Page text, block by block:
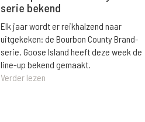
serie bekend
Elk jaar wordt er reikhalzend naar
uitgekeken: de Bourbon County Brand-
serie. Goose Island heeft deze week de
line-up bekend gemaakt.
Verder lezen